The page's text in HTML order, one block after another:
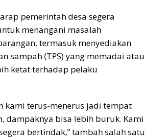
pemerintah desa segera
menangani masalah
termasuk menyediakan
sampah (TPS) yang memadai atau
ketat terhadap pelaku
kami terus-menerus jadi tempat
dampaknya bisa lebih buruk. Kami
bertindak,” tambah salah satu